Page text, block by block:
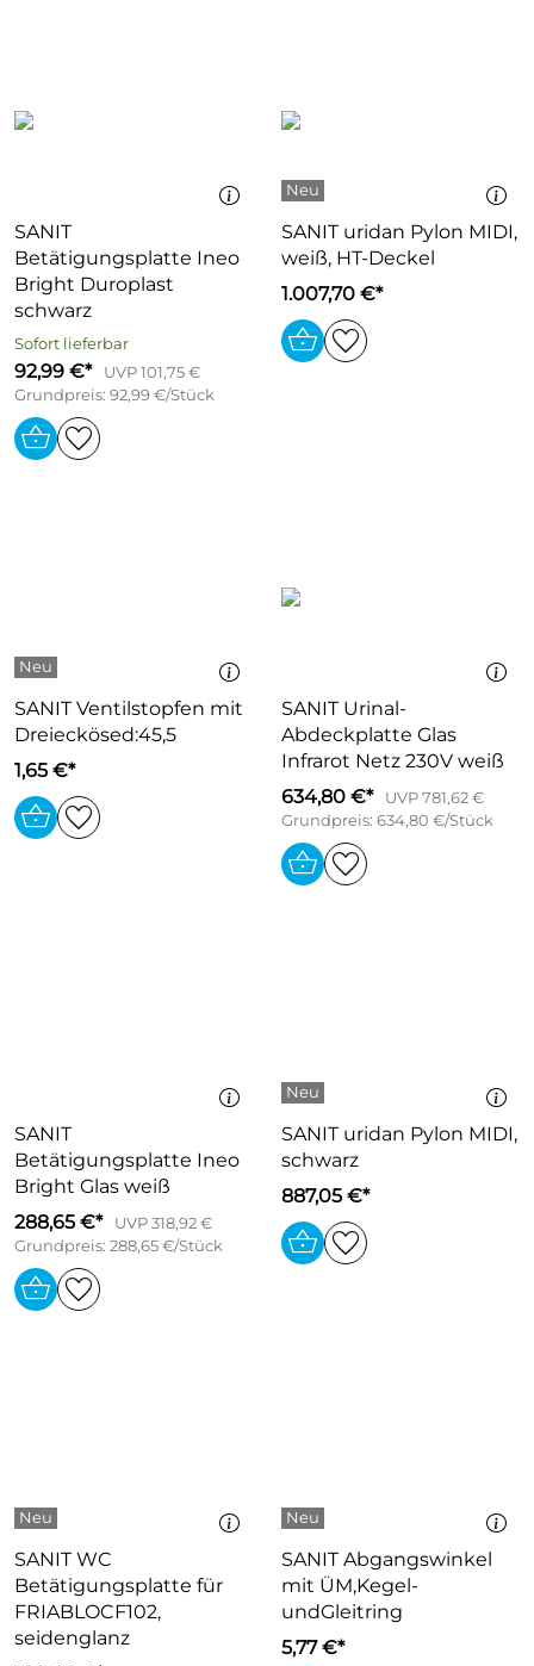
SANIT
Betätigungsplatte Ineo
Bright Duroplast
schwarz
Sofort lieferbar
92,99 €*
UVP 101,75 €
Grundpreis: 92,99 €/Stück
SANIT uridan Pylon MIDI,
weiß, HT-Deckel
1.007,70 €*
SANIT Ventilstopfen mit
Dreieckösed:45,5
1,65 €*
SANIT Urinal-
Abdeckplatte Glas
Infrarot Netz 230V weiß
634,80 €*
UVP 781,62 €
Grundpreis: 634,80 €/Stück
SANIT
Betätigungsplatte Ineo
Bright Glas weiß
288,65 €*
UVP 318,92 €
Grundpreis: 288,65 €/Stück
SANIT uridan Pylon MIDI,
schwarz
887,05 €*
SANIT WC
Betätigungsplatte für
FRIABLOCF102,
seidenglanz
SANIT Abgangswinkel
mit ÜM,Kegel-
undGleitring
5,77 €*